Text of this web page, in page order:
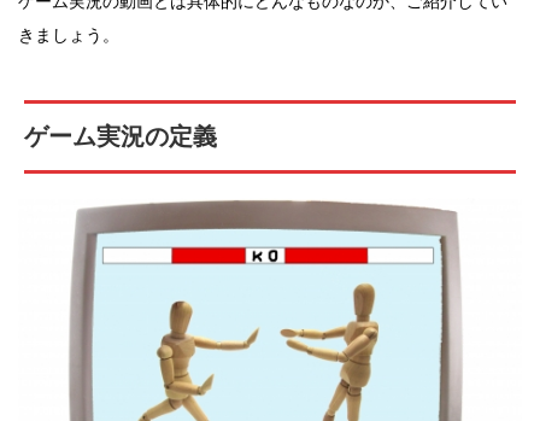
きましょう。
ゲーム実況の定義